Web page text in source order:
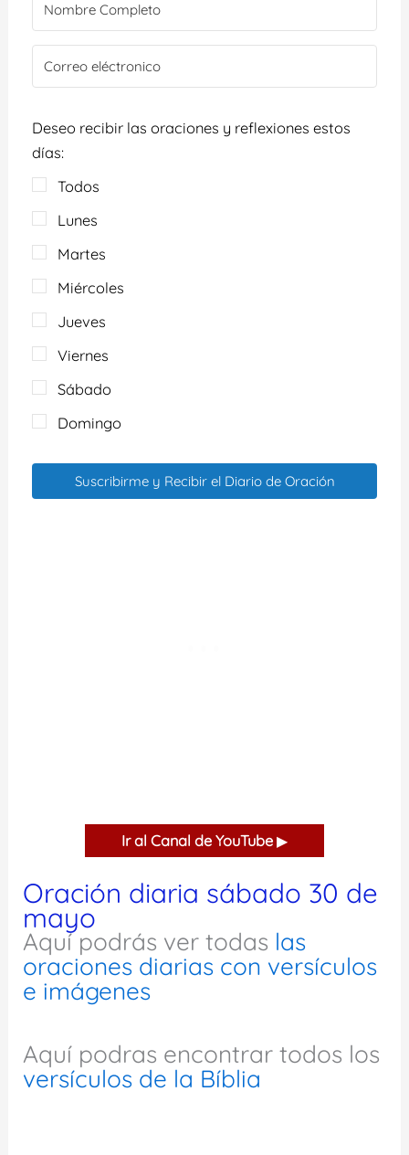
Deseo recibir las oraciones y reflexiones estos
días:
Todos
Lunes
Martes
Miércoles
Jueves
Viernes
Sábado
Domingo
Suscribirme y Recibir el Diario de Oración
Ir al Canal de YouTube ▶
Oración diaria sábado 30 de
mayo
Aquí podrás ver todas las
oraciones diarias con versículos
e imágenes
Aquí podras encontrar todos los
versículos de la Bíblia